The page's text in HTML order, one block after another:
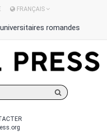
FRANÇAIS
romandes